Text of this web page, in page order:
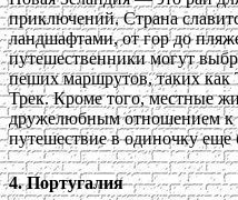
приключений. Страна
ландшафтами, от гор до
путешественники могут
пеших маршрутов, таких
Трек. Кроме того, местные
дружелюбным отношением к
путешествие в одиночку
4. Португалия